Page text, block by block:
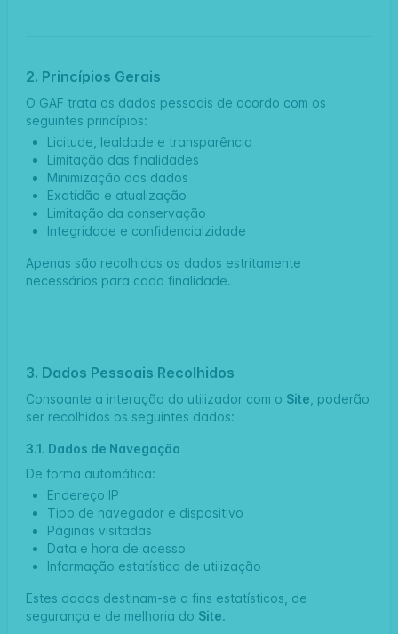
2. Princípios Gerais
O GAF trata os dados pessoais de acordo com os
seguintes princípios:
Licitude, lealdade e transparência
Limitação das finalidades
Minimização dos dados
Exatidão e atualização
Limitação da conservação
Integridade e confidencialzidade
Apenas são recolhidos os dados estritamente
necessários para cada finalidade.
3. Dados Pessoais Recolhidos
Consoante a interação do utilizador com o Site , poderão
ser recolhidos os seguintes dados:
3.1. Dados de Navegação
De forma automática:
Endereço IP
Tipo de navegador e dispositivo
Páginas visitadas
Data e hora de acesso
Informação estatística de utilização
Estes dados destinam-se a fins estatísticos, de
segurança e de melhoria do Site.